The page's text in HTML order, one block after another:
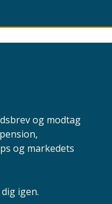
og modtag
og markedets
igen.